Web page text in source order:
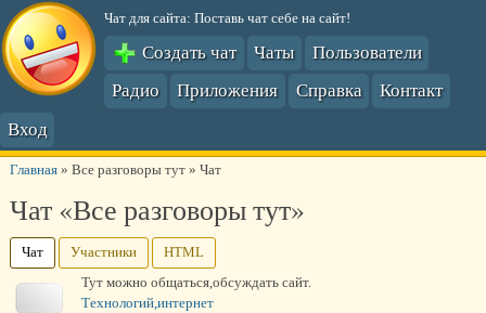
Чат для сайта: Поставь чат себе на сайт!
Создать чат Чаты
Пользователи
Радио
Приложения Справка
Контакт
Вход
Главная» Все разговоры тут» Чат
Чат «Все разговоры тут»
Чат Участники
HTML
Тут можно общаться,обсуждать сайт.
Технологий,интернет